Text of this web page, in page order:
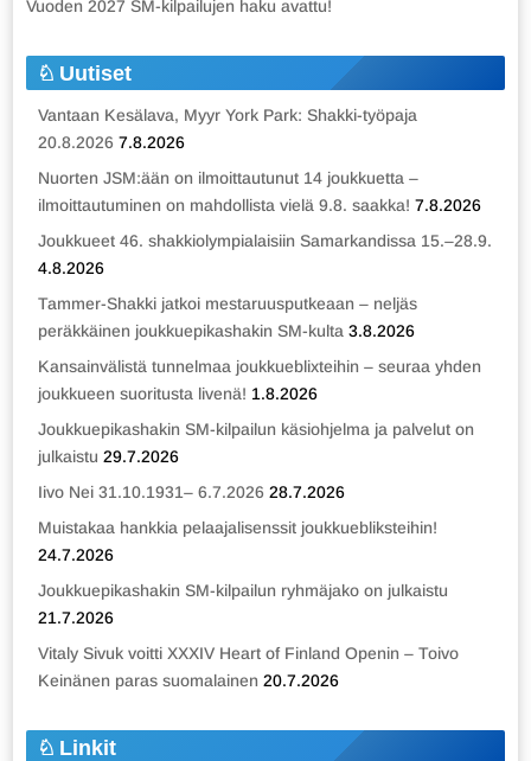
Vuoden 2027 SM-kilpailujen haku avattu!
Uutiset
Vantaan Kesälava, Myyr York Park: Shakki-työpaja
20.8.2026 7.8.2026
Nuorten JSM:ään on ilmoittautunut 14 joukkuetta –
ilmoittautuminen on mahdollista vielä 9.8. saakka! 7.8.2026
Joukkueet 46. shakkiolympialaisiin Samarkandissa 15.–28.9.
4.8.2026
Tammer-Shakki jatkoi mestaruusputkeaan – neljäs
peräkkäinen joukkuepikashakin SM-kulta 3.8.2026
Kansainvälistä tunnelmaa joukkueblixteihin – seuraa yhden
joukkueen suoritusta livenä! 1.8.2026
Joukkuepikashakin SM-kilpailun käsiohjelma ja palvelut on
julkaistu 29.7.2026
Iivo Nei 31.10.1931– 6.7.2026 28.7.2026
Muistakaa hankkia pelaajalisenssit joukkuebliksteihin!
24.7.2026
Joukkuepikashakin SM-kilpailun ryhmäjako on julkaistu
21.7.2026
Vitaly Sivuk voitti XXXIV Heart of Finland Openin – Toivo
Keinänen paras suomalainen 20.7.2026
Linkit